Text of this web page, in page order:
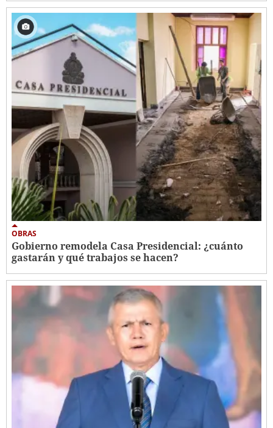
OBRAS
Gobierno remodela Casa Presidencial: ¿cuánto
gastarán y qué trabajos se hacen?